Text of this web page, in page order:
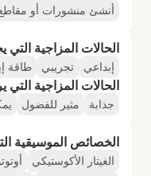
أنشئ منشورات أو مقاطع
الحالات المزاجية التي
إبداعي تجريبي طاقة
الحالات المزاجية التي
جذابة مثير للفضول
الخصائص الموسيقية
الغيتار الأكوستيكي